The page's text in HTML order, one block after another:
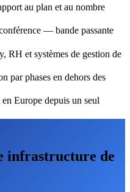
au plan et au nombre
— bande passante
RH et systèmes de gestion de
par phases en dehors des
Europe depuis un seul
infrastructure de